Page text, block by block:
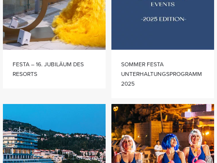
FESTA – 16. JUBILÄUM DES
RESORTS
SOMMER FESTA
UNTERHALTUNGSPROGRAMM
2025